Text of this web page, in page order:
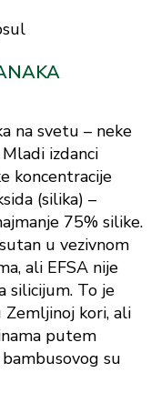
na svetu – neke
izdanci
koncentracije
(silika) –
75% silike.
u vezivnom
ali EFSA nije
silicijum. To je
kori, ali
putem
su